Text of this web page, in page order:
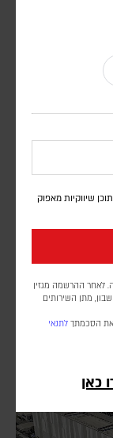
שיווקיות מאפוק
לאחר ההרשמה מגזין
מתן השירותים
הסכמתך לתנאי
כאן
בדרום
בוטה של ארגון
הטרור חיזבאללה". סוכנות הידיעות הלבנונית NNA דיווחה על הרוג ו-11